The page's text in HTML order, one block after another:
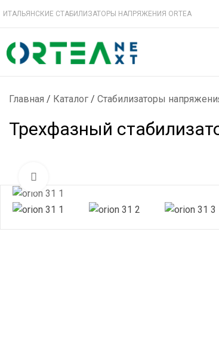
ИТАЛЬЯНСКИЕ СТАБИЛИЗАТОРЫ НАПРЯЖЕНИЯ ORTEA
Главная / Каталог / Стабилизаторы
Трехфазный